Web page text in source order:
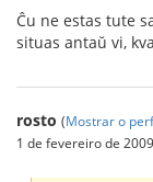
Ĉu ne estas tute
situas antaŭ vi,
rosto (Mostrar o
1 de fevereiro de